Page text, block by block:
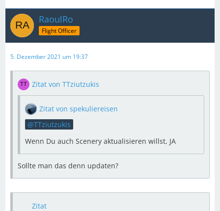
RaoulRo
Flight Officer
5. Dezember 2021 um 19:37
Zitat von TTziutzukis
Zitat von spekuliereisen
TTziutzukis
Wenn Du auch Scenery aktualisieren willst, JA
Sollte man das denn updaten?
Zitat